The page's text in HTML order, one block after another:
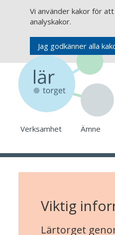
Vi använder kakor för
analyskakor.
Jag godkänner alla
Verksamhet Ämne
Viktig
Lärtorget